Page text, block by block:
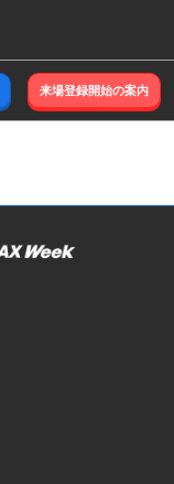
来場登録開始の案内